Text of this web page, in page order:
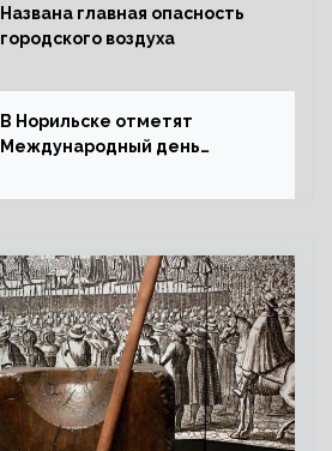
Названа главная опасность
городского воздуха
В Норильске отметят
Международный день